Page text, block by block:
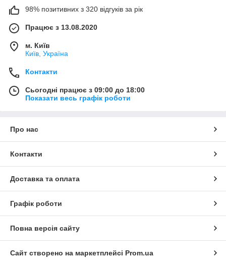
98% позитивних з 320 відгуків за рік
Працює з 13.08.2020
м. Київ
Київ, Україна
Контакти
Сьогодні працює з 09:00 до 18:00
Показати весь графік роботи
Про нас
Контакти
Доставка та оплата
Графік роботи
Повна версія сайту
Сайт створено на маркетплейсі Prom.ua